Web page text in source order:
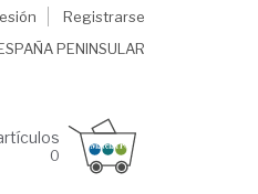
Registrarse
PENINSULAR
0